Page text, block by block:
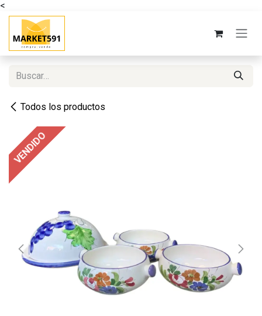
<
Ir al contenido
Todos los productos
VENDIDO